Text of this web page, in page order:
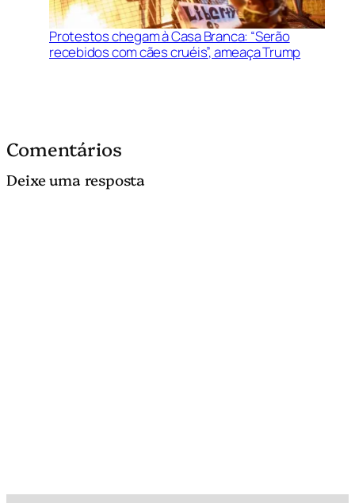
Protestos chegam à Casa Branca: “Serão
recebidos com cães cruéis”, ameaça Trump
Comentários
Deixe uma resposta